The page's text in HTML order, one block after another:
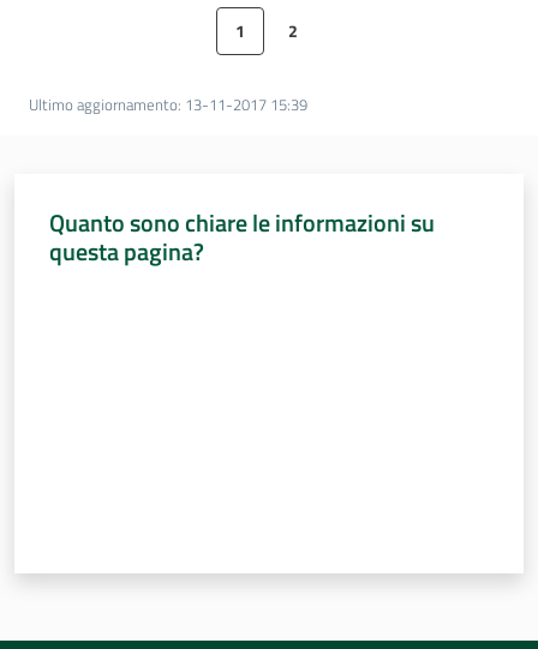
Assemblea
Attività
Pagina precedente
Pagina
1 Pagina
2
Ultimo aggiornamento: 13-11-2017 15:39
Quanto sono chiare le informazioni su
questa pagina?